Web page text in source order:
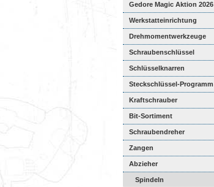
Gedore Magic Aktion 2026
Werkstatteinrichtung
Drehmomentwerkzeuge
Schraubenschlüssel
Schlüsselknarren
Steckschlüssel-Programm
Kraftschrauber
Bit-Sortiment
Schraubendreher
Zangen
Abzieher
Spindeln